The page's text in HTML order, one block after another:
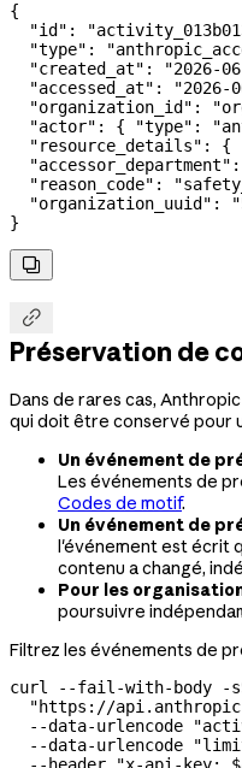
{
  "id"
:
  "type"
:
  "created_at"
: "2026-
  "accessed_at"
: "2026-
  "organization_id"
:
  "actor"
: { "type" :
  "resource_details"
: {
  "accessor_department"
:
  "reason_code"
:
  "organization_uuid"
:
}


Préservation de
Dans de rares cas,
qui doit être conservé pour
Un événement de
Les événements de
Codes de motif.
Un événement de
l'événement est écrit
contenu a changé,
Pour les
poursuivre
Filtrez les événements de
curl --fail-with-body -
"https://
  --data-urlencode
  --data-urlencode